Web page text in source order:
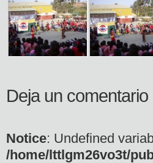
Deja un comentario
Notice: Undefined
/home/lttlgm26vo3t/